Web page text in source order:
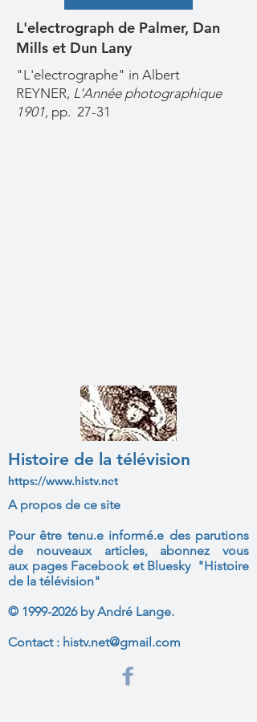
L'electrograph de Palmer, Dan
Mills et Dun Lany
"L'electrographe" in Albert
REYNER, L'Année photographique
1901, pp. 27-31
Histoire de la télévision
https://www.histv.net
A propos de ce site
Pour être tenu.e informé.e des parutions
de nouveaux articles, abonnez vous
aux pages Facebook et Bluesky "Histoire
de la télévision"
© 1999-2026by André Lange.
Contact : histv.net@gmail.com